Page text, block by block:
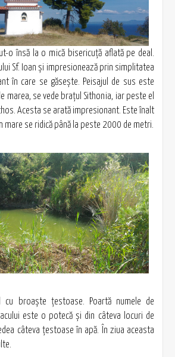
o însă la o mică bisericuţă aflată pe deal.
Sf. Ioan şi impresionează prin simplitatea
în care se găseşte. Peisajul de sus este
marea, se vede braţul Sithonia, iar peste el
Acesta se arată impresionant. Este înalt
mare se ridică până la peste 2000 de metri.
cu broaşte ţestoase. Poartă numele de
este o potecă şi din câteva locuri de
câteva ţestoase în apă. În ziua aceasta